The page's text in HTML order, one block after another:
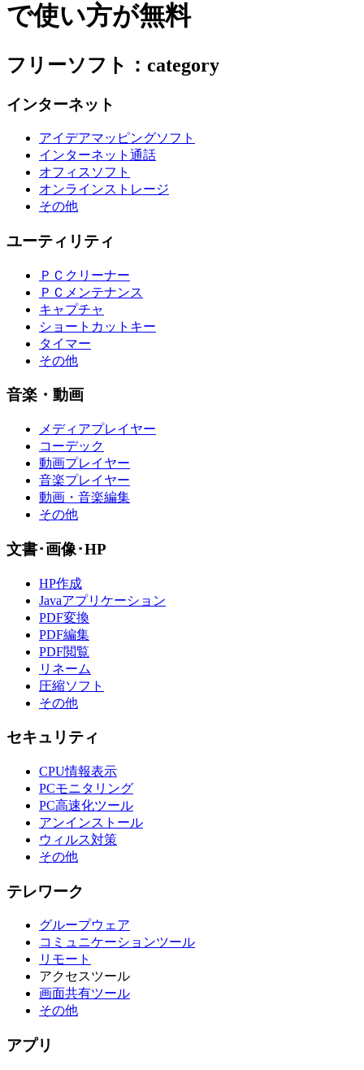
で使い方が無料
フリーソフト：category
インターネット
アイデアマッピングソフト
インターネット通話
オフィスソフト
オンラインストレージ
その他
ユーティリティ
ＰＣクリーナー
ＰＣメンテナンス
キャプチャ
ショートカットキー
タイマー
その他
音楽・動画
メディアプレイヤー
コーデック
動画プレイヤー
音楽プレイヤー
動画・音楽編集
その他
文書･画像･HP
HP作成
Javaアプリケーション
PDF変換
PDF編集
PDF閲覧
リネーム
圧縮ソフト
その他
セキュリティ
CPU情報表示
PCモニタリング
PC高速化ツール
アンインストール
ウィルス対策
その他
テレワーク
グループウェア
コミュニケーションツール
リモート
アクセスツール
画面共有ツール
その他
アプリ